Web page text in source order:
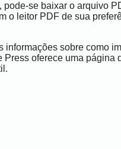
pode-se baixar o arquivo
o leitor PDF de sua
informações sobre como
Press oferece uma página